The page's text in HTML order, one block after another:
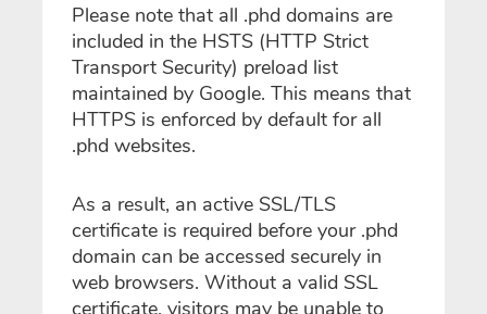
Please note that all .phd domains are
included in the HSTS (HTTP Strict
Transport Security) preload list
maintained by Google. This means that
HTTPS is enforced by default for all
.phd websites.
As a result, an active SSL/TLS
certificate is required before your .phd
domain can be accessed securely in
web browsers. Without a valid SSL
certificate, visitors may be unable to